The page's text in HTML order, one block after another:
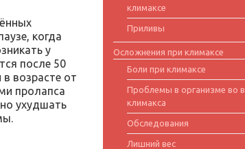
когда
у
после 50
возрасте от
пролапса
ухудшать
климаксе
Приливы
Осложнения при климаксе
Боли при климаксе
Проблемы в организме во
климакса
Обследования
Лишний вес